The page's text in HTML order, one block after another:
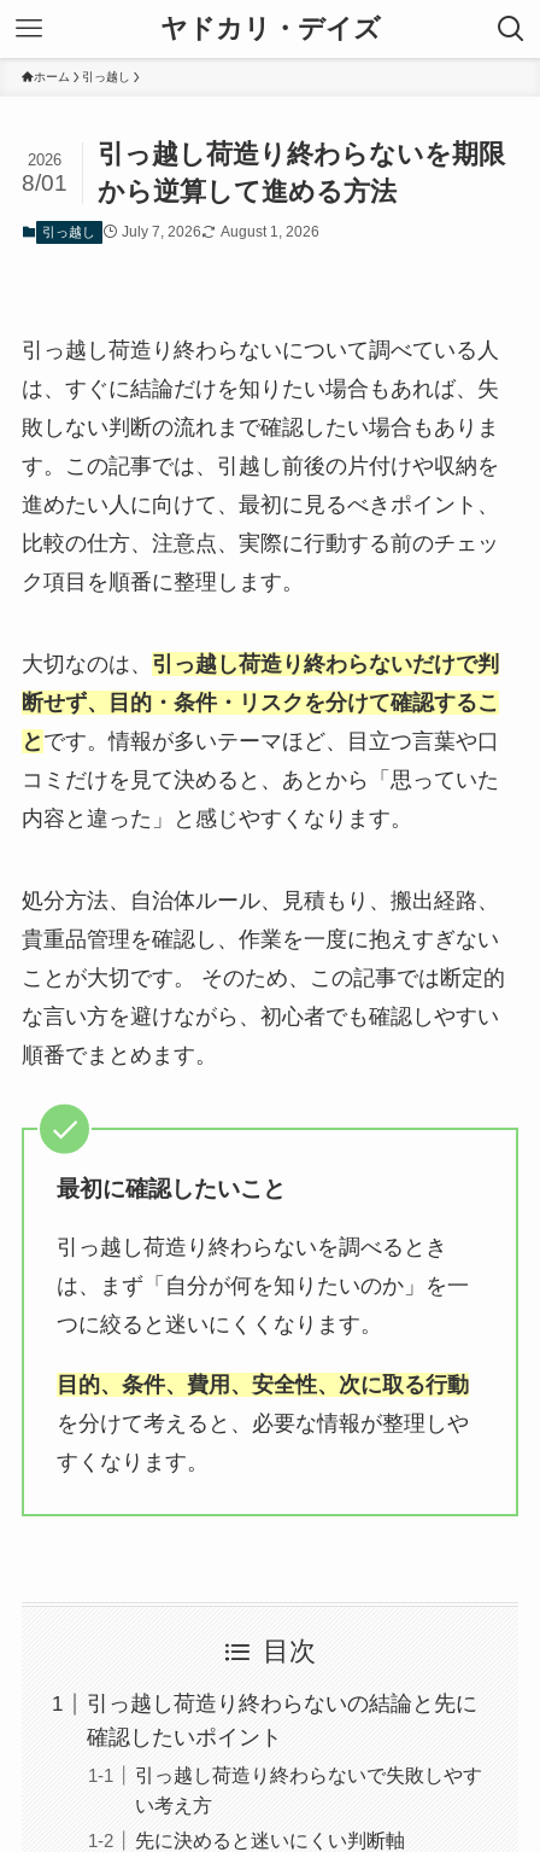
ヤドカリ・デイズ
ホーム 引っ越し
引っ越し荷造り終わらないを期限
から逆算して進める方法
2026
8/01
引っ越し July 7, 2026 August 1, 2026
引っ越し荷造り終わらないについて調べている人
は、すぐに結論だけを知りたい場合もあれば、失
敗しない判断の流れまで確認したい場合もありま
す。この記事では、引越し前後の片付けや収納を
進めたい人に向けて、最初に見るべきポイント、
比較の仕方、注意点、実際に行動する前のチェッ
ク項目を順番に整理します。
大切なのは、 引っ越し荷造り終わらないだけで判
断せず、目的・条件・リスクを分けて確認するこ
と です。情報が多いテーマほど、目立つ言葉や口
コミだけを見て決めると、あとから「思っていた
内容と違った」と感じやすくなります。
処分方法、自治体ルール、見積もり、搬出経路、
貴重品管理を確認し、作業を一度に抱えすぎない
ことが大切です。 そのため、この記事では断定的
な言い方を避けながら、初心者でも確認しやすい
順番でまとめます。
最初に確認したいこと
引っ越し荷造り終わらないを調べるとき
は、まず「自分が何を知りたいのか」を一
つに絞ると迷いにくくなります。
目的、条件、費用、安全性、次に取る行動
を分けて考えると、必要な情報が整理しや
すくなります。
目次
引っ越し荷造り終わらないの結論と先に
確認したいポイント
引っ越し荷造り終わらないで失敗しやす
い考え方
先に決めると迷いにくい判断軸